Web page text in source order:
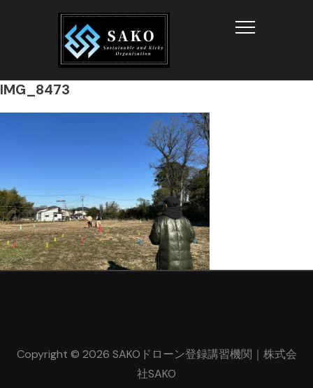
Info
IMG_8473
Copyright © 2026 SAKOドローン登録講習機関｜株式会
社SAKO